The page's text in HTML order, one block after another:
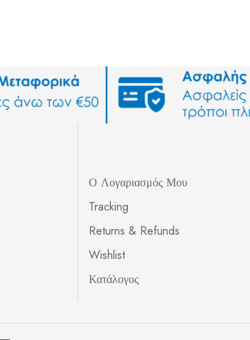
Ο Λογαριασμός Μου
Tracking
Returns & Refunds
Wishlist
Κατάλογος